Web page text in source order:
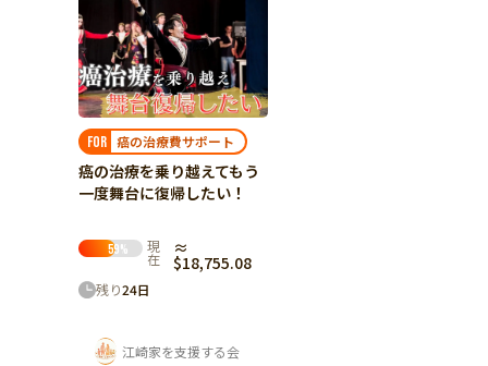
FOR 癌の治療費サポート
癌の治療を乗り越えてもう
一度舞台に復帰したい！
59 % 現
在
≈
$18,755.08
残り24日
江崎家を支援する会